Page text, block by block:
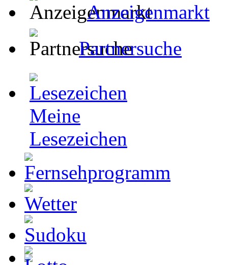
Anzeigenmarkt
Partnersuche
Meine
Lesezeichen